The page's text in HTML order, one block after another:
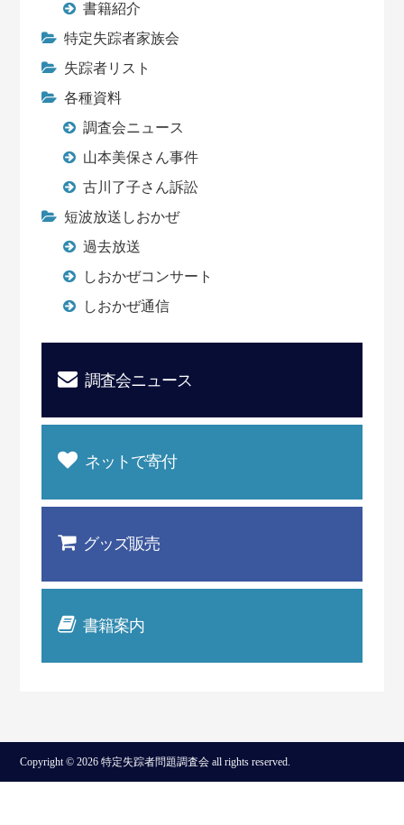
書籍紹介
特定失踪者家族会
失踪者リスト
各種資料
調査会ニュース
山本美保さん事件
古川了子さん訴訟
短波放送しおかぜ
過去放送
しおかぜコンサート
しおかぜ通信
調査会ニュース
ネットで寄付
グッズ販売
書籍案内
Copyright © 2026 特定失踪者問題調査会 all rights reserved.